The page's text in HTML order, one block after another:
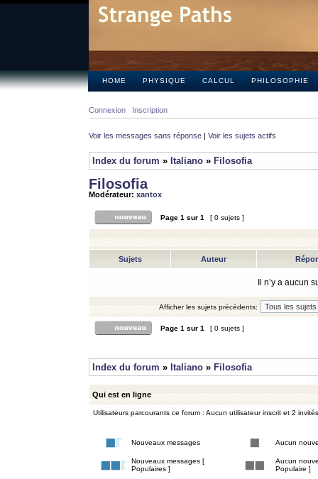
HOME PHYSIQUE CALCUL PHILOSOPHIE
Connexion Inscription
Voir les messages sans réponse | Voir les sujets actifs
Index du forum » Italiano » Filosofia
Filosofia
Modérateur: xantox
Page 1 sur 1 [ 0 sujets ]
Sujets Auteur
Il n’y a aucun
Afficher les sujets précédents:
Page 1 sur 1 [ 0 sujets ]
Index du forum » Italiano » Filosofia
Qui est en ligne
Utilisateurs parcourants ce forum : Aucun utilisateur inscrit et 2 invités
Nouveaux messages Aucun
Nouveaux messages [
Populaires ]
Aucun
Populaire ]